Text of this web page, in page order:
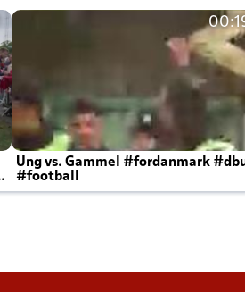
Ung vs. Gammel #fordanmark
#football